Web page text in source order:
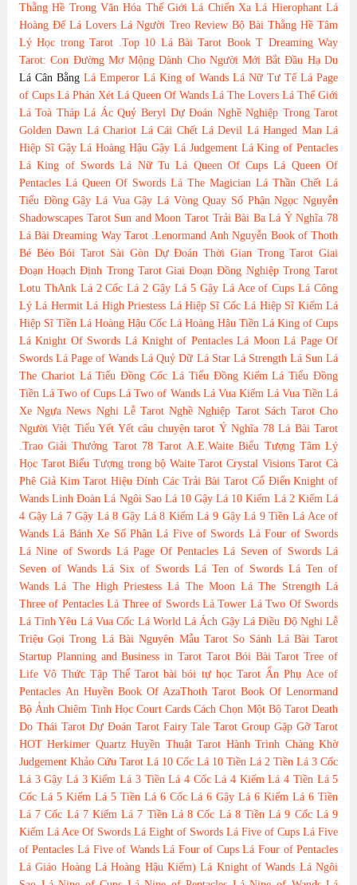
Thằng Hề Trong Văn Hóa Thế Giới Lá Chiến Xa Lá Hierophant Lá
Hoàng Đế Lá Lovers Lá Người Treo Review Bộ Bài Thằng Hề Tâm
Lý Học trong Tarot
.Top 10 Lá Bài Tarot Book T Dreaming Way
Tarot: Con Đường Mơ Mộng Dành Cho Người Mới Bắt Đầu Hạ Du
Lá Cân Bằng Lá Emperor Lá King of Wands Lá Nữ Tư Tế Lá Page
of Cups Lá Phán Xét Lá Queen Of Wands Lá The Lovers Lá Thế Giới
Lá Toà Tháp Lá Ác Quỷ Beryl Dự Đoán Nghề Nghiệp Trong Tarot
Golden Dawn Lá Chariot Lá Cái Chết Lá Devil Lá Hanged Man Lá
Hiệp Sĩ Gậy Lá Hoàng Hậu Gậy Lá Judgement Lá King of Pentacles
Lá King of Swords Lá Nữ Tu Lá Queen Of Cups Lá Queen Of
Pentacles Lá Queen Of Swords Lá The Magician Lá Thần Chết Lá
Tiểu Đồng Gậy Lá Vua Gậy Lá Vòng Quay Số Phận Ngọc Nguyễn
Shadowscapes Tarot Sun and Moon Tarot Trải Bài Ba Lá Ý Nghĩa 78
Lá Bài Dreaming Way Tarot .Lenormand Anh Nguyễn Book of Thoth
Bé Béo Bói Tarot Sài Gòn Dự Đoán Thời Gian Trong Tarot Giai
Đoạn Hoạch Định Trong Tarot Giai Đoạn Đồng Nghiệp Trong Tarot
Lotu ThAnk Lá 2 Cốc Lá 2 Gậy Lá 5 Gậy Lá Ace of Cups Lá Công
Lý Lá Hermit Lá High Priestess Lá Hiệp Sĩ Cốc Lá Hiệp Sĩ Kiếm Lá
Hiệp Sĩ Tiền Lá Hoàng Hậu Cốc Lá Hoàng Hậu Tiền Lá King of Cups
Lá Knight Of Swords Lá Knight of Pentacles Lá Moon Lá Page Of
Swords Lá Page of Wands Lá Quỷ Dữ Lá Star Lá Strength Lá Sun Lá
The Chariot Lá Tiểu Đồng Cốc Lá Tiểu Đồng Kiếm Lá Tiểu Đồng
Tiền Lá Two of Cups Lá Two of Wands Lá Vua Kiếm Lá Vua Tiền Lá
Xe Ngựa News Nghi Lễ Tarot Nghề Nghiệp Tarot Sách Tarot Cho
Người Việt Tiểu Yết Yết câu chuyện tarot Ý Nghĩa 78 Lá Bài Tarot
.Trao Giải Thưởng Tarot 78 Tarot A.E.Waite Biểu Tượng Tâm Lý
Học Tarot Biểu Tượng trong bộ Waite Tarot Crystal Visions Tarot Cà
Phê Giả Kim Tarot Hiệu Đính Các Trải Bài Tarot Cổ Điển Knight of
Wands Linh Đoàn Lá Ngôi Sao Lá 10 Gậy Lá 10 Kiếm Lá 2 Kiếm Lá
4 Gậy Lá 7 Gậy Lá 8 Gậy Lá 8 Kiếm Lá 9 Gậy Lá 9 Tiền Lá Ace of
Wands Lá Bánh Xe Số Phận Lá Five of Swords Lá Four of Swords
Lá Nine of Swords Lá Page Of Pentacles Lá Seven of Swords Lá
Seven of Wands Lá Six of Swords Lá Ten of Swords Lá Ten of
Wands Lá The High Priestess Lá The Moon Lá The Strength Lá
Three of Pentacles Lá Three of Swords Lá Tower Lá Two Of Swords
Lá Tình Yêu Lá Vua Cốc Lá World Lá Ách Gậy Lá Điều Độ Nghi Lễ
Triệu Gọi Trong Lá Bài Nguyên Mẫu Tarot So Sánh Lá Bài Tarot
Startup Planning and Business in Tarot Tarot Bói Bài Tarot Tree of
Life Vô Thức Tập Thể Tarot bài bói tự học Tarot Ẩn Phụ Ace of
Pentacles An Huyền Book Of AzaThoth Tarot Book Of Lenormand
Bộ Ảnh Chiêm Tinh Học Court Cards Cách Chọn Một Bộ Tarot Death
Do Thái Tarot Dự Đoán Tarot Fairy Tale Tarot Group Gặp Gỡ Tarot
HOT Herkimer Quartz Huyền Thuật Tarot Hành Trình Chàng Khờ
Judgement Khảo Cứu Tarot Lá 10 Cốc Lá 10 Tiền Lá 2 Tiền Lá 3 Cốc
Lá 3 Gậy Lá 3 Kiếm Lá 3 Tiền Lá 4 Cốc Lá 4 Kiếm Lá 4 Tiền Lá 5
Cốc Lá 5 Kiếm Lá 5 Tiền Lá 6 Cốc Lá 6 Gậy Lá 6 Kiếm Lá 6 Tiền
Lá 7 Cốc Lá 7 Kiếm Lá 7 Tiền Lá 8 Cốc Lá 8 Tiền Lá 9 Cốc Lá 9
Kiếm Lá Ace Of Swords Lá Eight of Swords Lá Five of Cups Lá Five
of Pentacles Lá Five of Wands Lá Four of Cups Lá Four of Pentacles
Lá Giáo Hoàng Lá Hoàng Hậu Kiếm) Lá Knight of Wands Lá Ngôi